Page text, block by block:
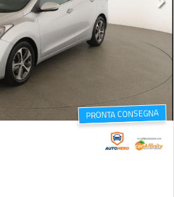
PRONTA CONSEGNA